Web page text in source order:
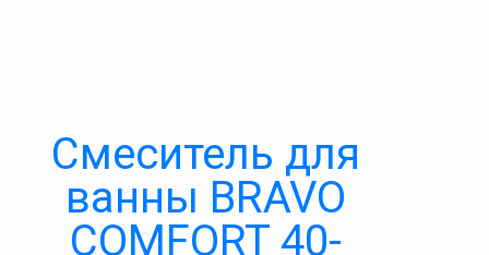
Cмеситель для
ванны BRAVO
COMFORT 40-